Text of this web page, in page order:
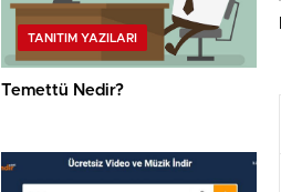
TANITIM YAZILARI
Temettü Nedir?